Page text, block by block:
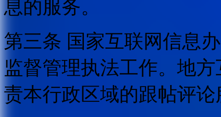
息的服务。
第三条 国家互联网信息
监督管理执法工作。地
责本行政区域的跟帖评